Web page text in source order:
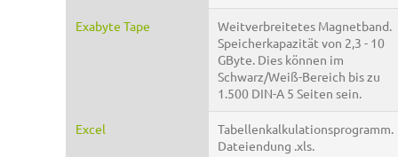
Exabyte Tape
Weitverbreitetes Magnetband.
Speicherkapazität von 2,3 - 10
GByte. Dies können im
Schwarz/Weiß-Bereich bis zu
1.500 DIN-A 5 Seiten sein.
Excel
Tabellenkalkulationsprogramm.
Dateiendung .xls.